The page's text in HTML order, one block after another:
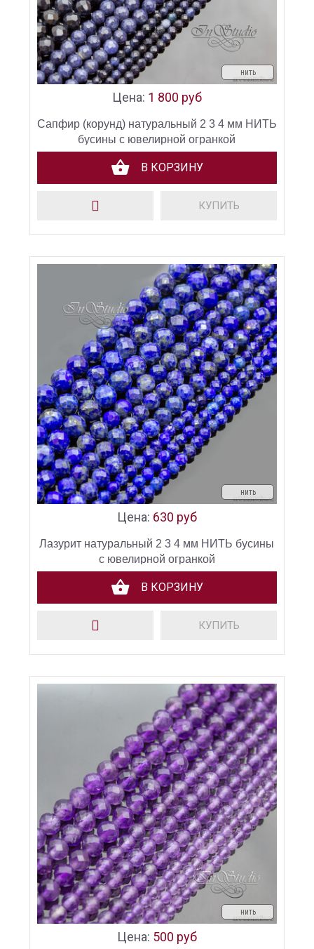
нить
Цена: 1 800 руб
Сапфир (корунд) натуральный 2 3 4 мм НИТЬ
бусины с ювелирной огранкой
В КОРЗИНУ
КУПИТЬ
нить
Цена: 630 руб
Лазурит натуральный 2 3 4 мм НИТЬ бусины
с ювелирной огранкой
В КОРЗИНУ
КУПИТЬ
нить
Цена: 500 руб